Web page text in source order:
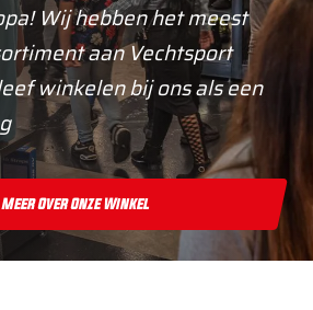
Wij hebben het meest
aan Vechtsport
winkelen bij ons als een
Meer Over Onze Winkel